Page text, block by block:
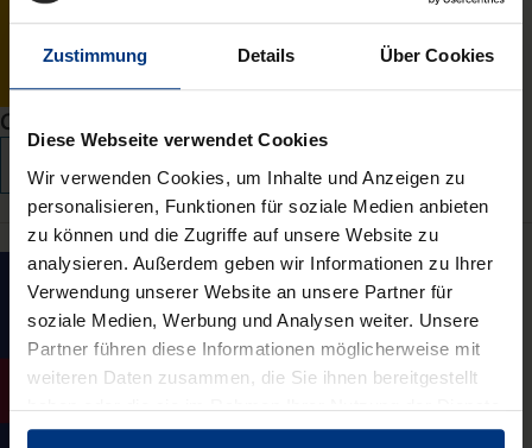
Zustimmung Details Über Cookies
Diese Webseite verwendet Cookies
Wir verwenden Cookies, um Inhalte und Anzeigen zu
personalisieren, Funktionen für soziale Medien anbieten
zu können und die Zugriffe auf unsere Website zu
analysieren. Außerdem geben wir Informationen zu Ihrer
Verwendung unserer Website an unsere Partner für
soziale Medien, Werbung und Analysen weiter. Unsere
Partner führen diese Informationen möglicherweise mit
weiteren Daten zusammen, die Sie ihnen bereitgestellt
haben oder die sie im Rahmen Ihrer Nutzung der Dienste
gesammelt haben.
Communicatio Socialis
Fact sheet